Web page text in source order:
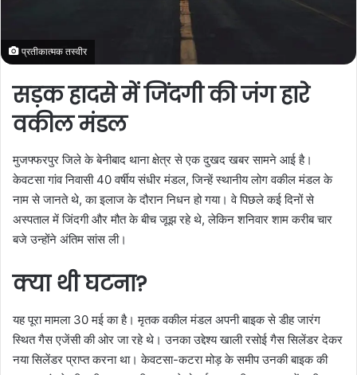
प्रतीकात्मक तस्वीर
सड़क हादसे में जिंदगी की जंग हारे
वकील मंडल
मुजफ्फरपुर जिले के बेनीबाद थाना क्षेत्र से एक दुखद खबर सामने आई है।
केवटसा गांव निवासी 40 वर्षीय संधीर मंडल, जिन्हें स्थानीय लोग वकील मंडल के
नाम से जानते थे, का इलाज के दौरान निधन हो गया। वे पिछले कई दिनों से
अस्पताल में जिंदगी और मौत के बीच जूझ रहे थे, लेकिन शनिवार शाम करीब चार
बजे उन्होंने अंतिम सांस ली।
क्या थी घटना?
यह पूरा मामला 30 मई का है। मृतक वकील मंडल अपनी बाइक से डीह जारंग
स्थित गैस एजेंसी की ओर जा रहे थे। उनका उद्देश्य खाली रसोई गैस सिलेंडर देकर
नया सिलेंडर प्राप्त करना था। केवटसा-कटरा मोड़ के समीप उनकी बाइक की